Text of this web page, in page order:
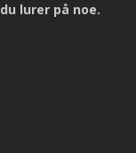
lurer på noe.